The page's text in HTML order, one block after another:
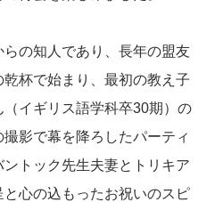
の知人であり、長年の盟友
杯で始まり、最初の教え子
イギリス語学科卒30期）の
影で幕を降ろしたパーティ
トック先生夫妻とトリキア
心の込もったお祝いのスピ